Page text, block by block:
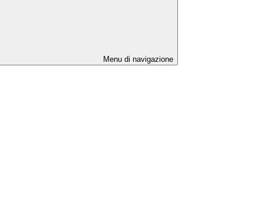
Menu di navigazione